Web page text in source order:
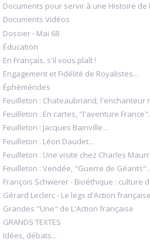
Documents pour servir à une Histoire de
Documents Vidéos
Dossier - Mai 68
Éducation
En Français, s'il vous plaît !
Engagement et Fidélité de Royalistes...
Éphémérides
Feuilleton : Chateaubriand, l'enchanteur
Feuilleton : En cartes, "l'aventure
Feuilleton : Jacques Bainville...
Feuilleton : Léon Daudet...
Feuilleton : Une visite chez Charles
Feuilleton : Vendée, "Guerre de
François Schwerer - Bioéthique : culture
Gérard Leclerc - Le legs d'Action française
Grandes "Une" de L'Action française
GRANDS TEXTES
Idées, débats...